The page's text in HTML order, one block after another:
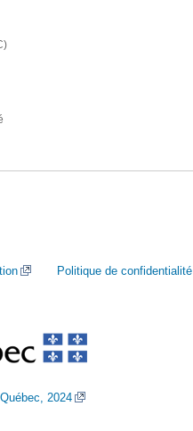
Politique de confidentialité
2024